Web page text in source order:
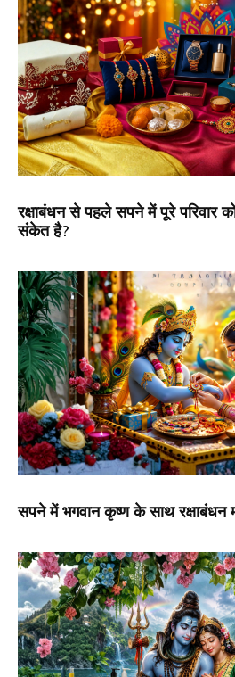
रक्षाबंधन से पहले सपने में पूरे परिवार
संकेत है?
सपने में भगवान कृष्ण के साथ रक्षाबंधन